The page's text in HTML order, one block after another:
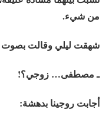
من شيء.
شهقت ليلي وقالت بصوت
ـ مصطفى… زوجي؟!
أجابت روجينا بدهشة: